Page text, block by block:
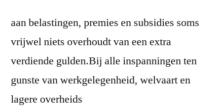
aan belastingen, premies en subsidies soms
vrijwel niets overhoudt van een extra
verdiende gulden.Bij alle inspanningen ten
gunste van werkgelegenheid, welvaart en
lagere overheids